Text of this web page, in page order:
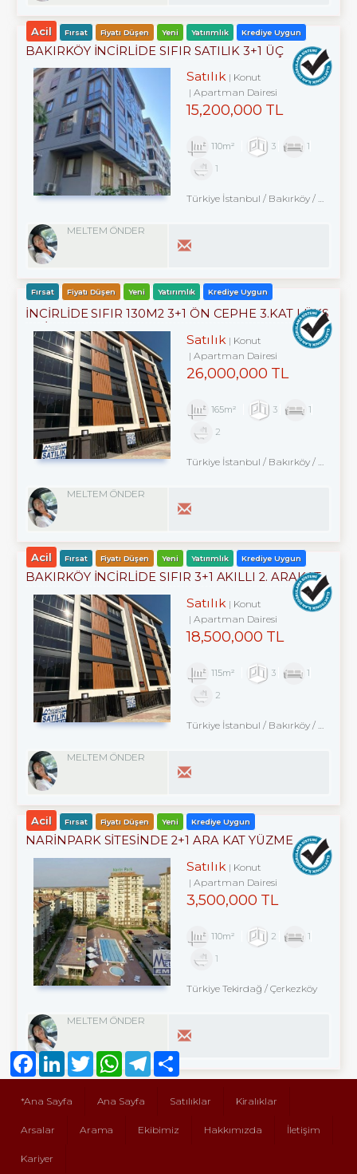
Acil Fırsat Fiyatı Düşen Yeni Yatırımlık Krediye Uygun
BAKIRKÖY İNCİRLİDE SIFIR SATILIK 3+1 ÜÇ
CEPHELİ ARA KAT
Satılık
Konut
Apartman Dairesi
15,200,000 TL
110m² 3
1
1
Türkiye İstanbul / Bakırköy/ Kartaltepe
MELTEM ÖNDER
Fırsat Fiyatı Düşen Yeni Yatırımlık Krediye Uygun
İNCİRLİDE SIFIR 130M2 3+1 ÖN CEPHE 3.KAT LÜKS
DAİRE
Satılık
Konut
Apartman Dairesi
26,000,000 TL
165m² 3
1
2
Türkiye İstanbul / Bakırköy/ Kartaltepe
MELTEM ÖNDER
Acil Fırsat Fiyatı Düşen Yeni Yatırımlık Krediye Uygun
BAKIRKÖY İNCİRLİDE SIFIR 3+1 AKILLI 2. ARAKAT
OTURUMA HAZIR
Satılık
Konut
Apartman Dairesi
18,500,000 TL
115m² 3
1
2
Türkiye İstanbul / Bakırköy/ Kartaltepe
MELTEM ÖNDER
Acil Fırsat Fiyatı Düşen Yeni Krediye Uygun
NARİNPARK SİTESİNDE 2+1 ARA KAT YÜZME
HAVUZ MANZARALI
Satılık
Konut
Apartman Dairesi
3,500,000 TL
110m² 2
1
1
Türkiye Tekirdağ / Çerkezköy
MELTEM ÖNDER
*Ana Sayfa Ana Sayfa Satılıklar Kiralıklar
Arsalar Arama Ekibimiz Hakkımızda İletişim
Kariyer
FacebookLinkedInTwitter WhatsAppTelegram